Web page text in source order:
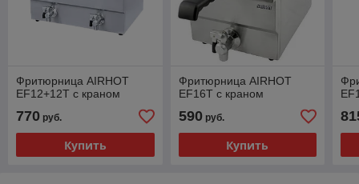
Фритюрница AIRHOT
EF12+12T с краном
770 руб.
Купить
Фритюрница AIRHOT
EF16T с краном
590руб.
Купить